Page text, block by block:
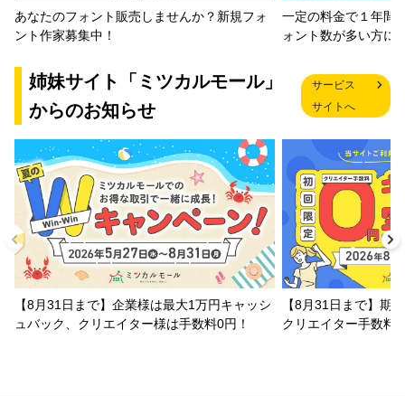
あなたのフォント販売しませんか？新規フォ
ント作家募集中！
一定の料金で１年間
ォント数が多い方に
姉妹サイト「ミツカルモール」
からのお知らせ
サービス
サイトへ
【8月31日まで】企業様は最大1万円キャッシ
ュバック、クリエイター様は手数料0円！
【8月31日まで】期
クリエイター手数料